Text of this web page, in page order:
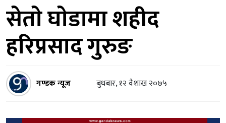
सेताे घाेडामा शहीद
हरिप्रसाद गुरुङ
गण्डक न्यूज बुधबार, १२ वैशाख २०७५